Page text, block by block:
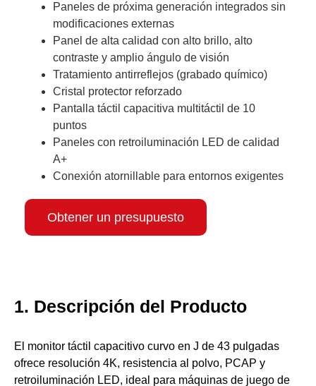
Paneles de próxima generación integrados sin
modificaciones externas
Panel de alta calidad con alto brillo, alto
contraste y amplio ángulo de visión
Tratamiento antirreflejos (grabado químico)
Cristal protector reforzado
Pantalla táctil capacitiva multitáctil de 10
puntos
Paneles con retroiluminación LED de calidad
A+
Conexión atornillable para entornos exigentes
Obtener un presupuesto
1. Descripción del Producto
El monitor táctil capacitivo curvo en J de 43 pulgadas
ofrece resolución 4K, resistencia al polvo, PCAP y
retroiluminación LED, ideal para máquinas de juego de